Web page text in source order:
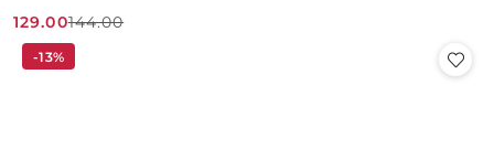
Cena
promocyjna:
129.00
Cena
przed
144.00
-13%